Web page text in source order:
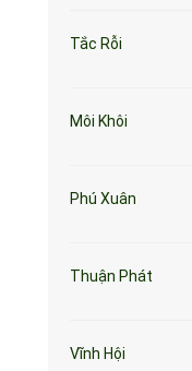
Tắc Rỗi
Môi Khôi
Phú Xuân
Thuận Phát
Vĩnh Hội